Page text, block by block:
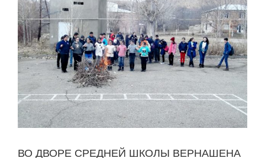
ВО ДВОРЕ СРЕДНЕЙ ШКОЛЫ ВЕРНАШЕНА